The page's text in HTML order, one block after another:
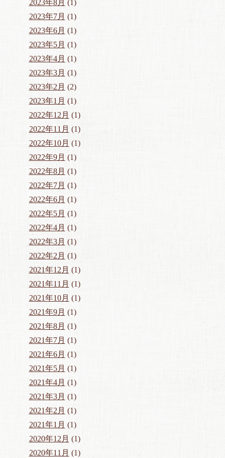
2023年8月 (1)
2023年7月 (1)
2023年6月 (1)
2023年5月 (1)
2023年4月 (1)
2023年3月 (1)
2023年2月 (2)
2023年1月 (1)
2022年12月 (1)
2022年11月 (1)
2022年10月 (1)
2022年9月 (1)
2022年8月 (1)
2022年7月 (1)
2022年6月 (1)
2022年5月 (1)
2022年4月 (1)
2022年3月 (1)
2022年2月 (1)
2021年12月 (1)
2021年11月 (1)
2021年10月 (1)
2021年9月 (1)
2021年8月 (1)
2021年7月 (1)
2021年6月 (1)
2021年5月 (1)
2021年4月 (1)
2021年3月 (1)
2021年2月 (1)
2021年1月 (1)
2020年12月 (1)
2020年11月 (1)